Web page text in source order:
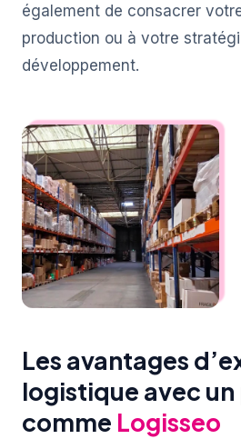
également de consacrer
production ou à votre
développement.
Les avantages
logistique avec
comme Logisseo